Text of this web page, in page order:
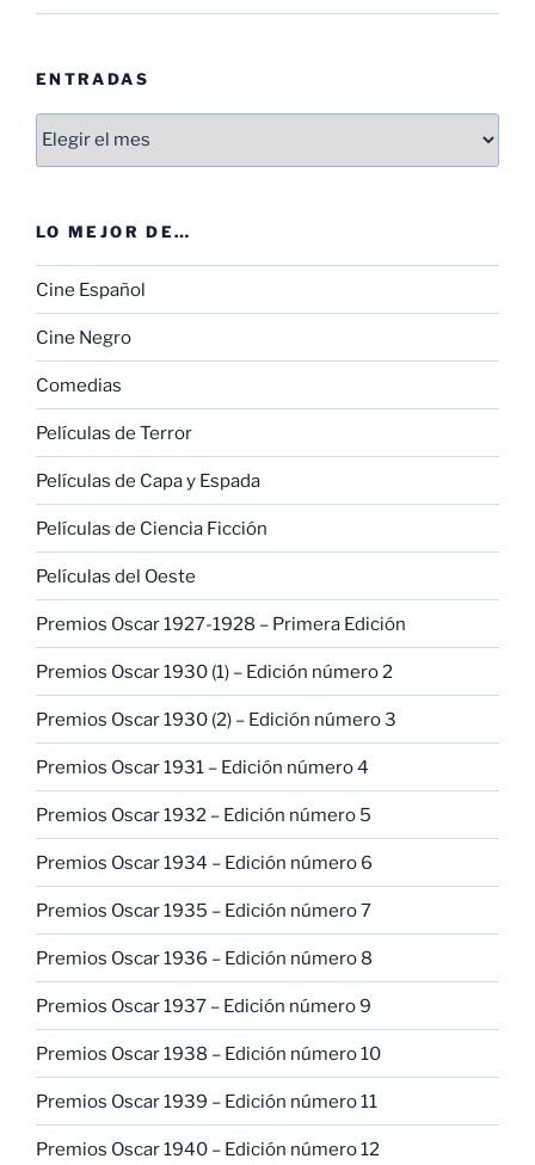
ENTRADAS
Entradas
LO MEJOR DE…
Cine Español
Cine Negro
Comedias
Películas de Terror
Películas de Capa y Espada
Películas de Ciencia Ficción
Películas del Oeste
Premios Oscar 1927-1928 – Primera Edición
Premios Oscar 1930 (1) – Edición número 2
Premios Oscar 1930 (2) – Edición número 3
Premios Oscar 1931 – Edición número 4
Premios Oscar 1932 – Edición número 5
Premios Oscar 1934 – Edición número 6
Premios Oscar 1935 – Edición número 7
Premios Oscar 1936 – Edición número 8
Premios Oscar 1937 – Edición número 9
Premios Oscar 1938 – Edición número 10
Premios Oscar 1939 – Edición número 11
Premios Oscar 1940 – Edición número 12